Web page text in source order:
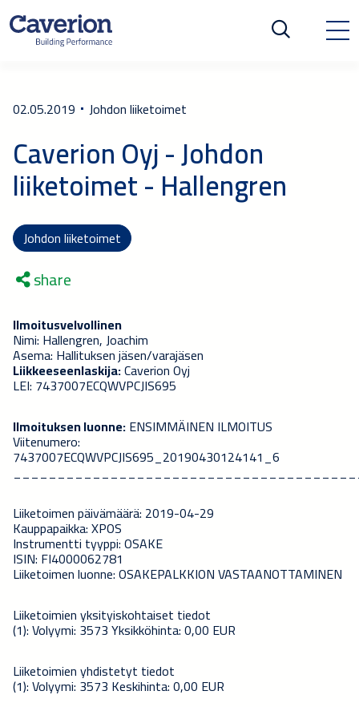
02.05.2019 Johdon liiketoimet
Caverion Oyj - Johdon
liiketoimet - Hallengren
Johdon liiketoimet
share
Ilmoitusvelvollinen
Nimi: Hallengren, Joachim
Asema: Hallituksen jäsen/varajäsen
Liikkeeseenlaskija:Caverion Oyj
LEI: 7437007ECQWVPCJIS695
Ilmoituksen luonne:ENSIMMÄINEN ILMOITUS
Viitenumero:
7437007ECQWVPCJIS695_20190430124141_6
Liiketoimen päivämäärä: 2019-04-29
Kauppapaikka: XPOS
Instrumentti tyyppi: OSAKE
ISIN: FI4000062781
Liiketoimen luonne: OSAKEPALKKION VASTAANOTTAMINEN
Liiketoimien yksityiskohtaiset tiedot
(1): Volyymi: 3573 Yksikköhinta: 0,00 EUR
Liiketoimien yhdistetyt tiedot
(1): Volyymi: 3573 Keskihinta: 0,00 EUR